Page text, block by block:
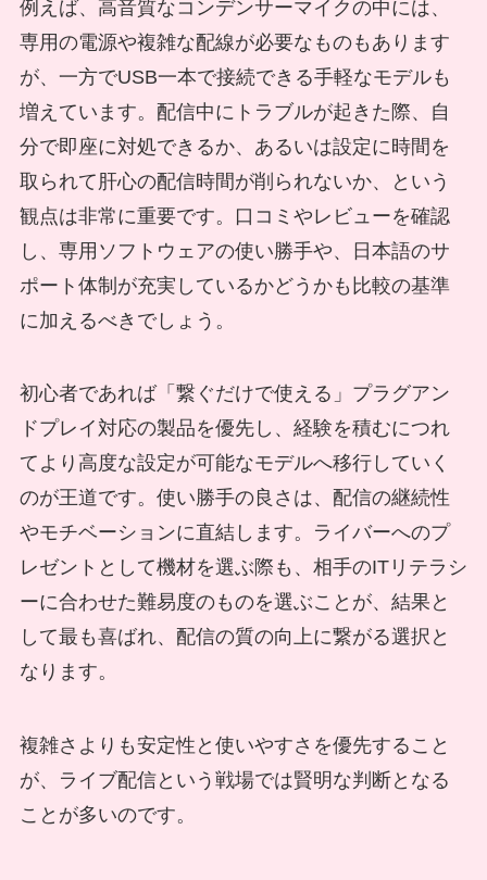
例えば、高音質なコンデンサーマイクの中には、
専用の電源や複雑な配線が必要なものもあります
が、一方でUSB一本で接続できる手軽なモデルも
増えています。配信中にトラブルが起きた際、自
分で即座に対処できるか、あるいは設定に時間を
取られて肝心の配信時間が削られないか、という
観点は非常に重要です。口コミやレビューを確認
し、専用ソフトウェアの使い勝手や、日本語のサ
ポート体制が充実しているかどうかも比較の基準
に加えるべきでしょう。
初心者であれば「繋ぐだけで使える」プラグアン
ドプレイ対応の製品を優先し、経験を積むにつれ
てより高度な設定が可能なモデルへ移行していく
のが王道です。使い勝手の良さは、配信の継続性
やモチベーションに直結します。ライバーへのプ
レゼントとして機材を選ぶ際も、相手のITリテラシ
ーに合わせた難易度のものを選ぶことが、結果と
して最も喜ばれ、配信の質の向上に繋がる選択と
なります。
複雑さよりも安定性と使いやすさを優先すること
が、ライブ配信という戦場では賢明な判断となる
ことが多いのです。